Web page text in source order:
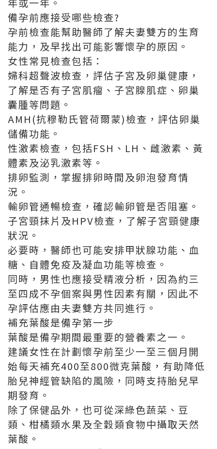
備孕前應接受哪些檢查?
孕前檢查能幫助醫師了解夫妻雙方的生育
能力，及早找出可能影響懷孕的原因。
女性常見檢查包括：
婦科超聲波檢查，評估子宮及卵巢健康，
了解是否有子宮肌瘤、子宮腺肌症、卵巢
囊腫等問題。
AMH(抗穆勒氏管荷爾蒙)檢查，評估卵巢
儲備功能。
性激素檢查，包括FSH、LH、雌激素、黃
體素及泌乳激素等。
排卵監測，掌握排卵時間及卵泡發育情
況。
輸卵管通暢檢查，確認輸卵管是否阻塞。
子宮頸抹片及HPV檢查，了解子宮頸健康
狀況。
必要時，醫師也可能安排甲狀腺功能、血
糖、自體免疫及凝血功能等檢查。
同時，男性也應接受精液分析，因為約三
至四成不孕個案與男性因素有關，因此不
孕評估應由夫妻雙方共同進行。
補充葉酸是備孕第一步
葉酸是備孕期間最重要的營養素之一。
建議女性在計劃懷孕前至少一至三個月開
始每天補充400至800微克葉酸，有助降低
胎兒神經管缺陷的風險，同時支持胎兒早
期發育。
除了保健品外，也可從深綠色蔬菜、豆
類、柑橘類水果及全穀類食物中攝取天然
葉酸。